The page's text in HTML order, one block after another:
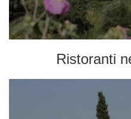
Ristoranti